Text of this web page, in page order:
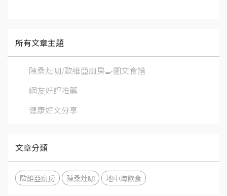
所有文章主題
陳桑灶咖/歐維亞廚房🍳圖文食譜
網友好評推薦
健康好文分享
文章分類
歐維亞廚房 陳桑灶咖 地中海飲食